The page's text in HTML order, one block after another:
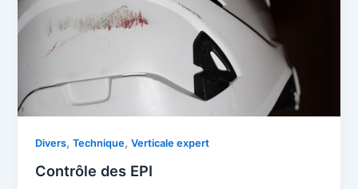
Divers,Technique,Verticale expert
Contrôle des EPI